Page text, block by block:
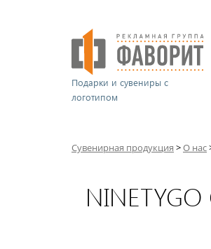
Подарки и сувениры с
логотипом
Сувенирная продукция >О нас